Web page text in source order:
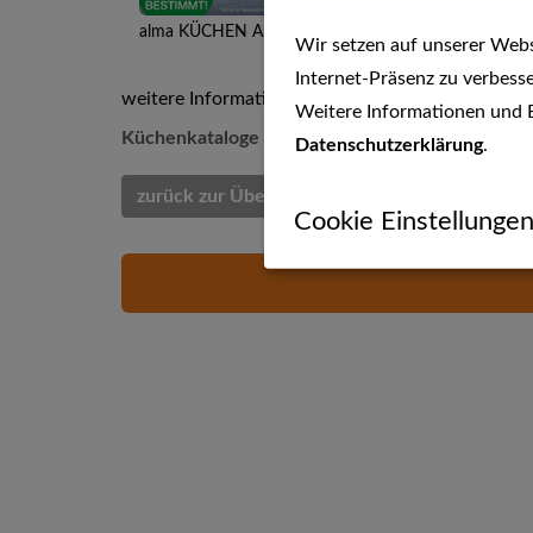
alma KÜCHEN Aktion - KÜHLSCHRANK
weitere Informationen unter
Küchenkataloge von diesem Anbieter gibt es
zurück zur Übersicht
Wir setzen auf unserer
Internet-Präsenz zu
Weitere Informationen und
Datenschutzerklärung.
Cookie Einstellungen